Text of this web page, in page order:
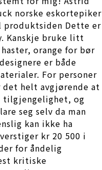
norske eskortepiker
Dette er
Kanskje bruke litt
orange for bør
er både
For personer
det helt avgjørende at
tilgjengelighet, og
seg selv da man
kan ikke ha
kr 20 500 i
for åndelig
kritiske